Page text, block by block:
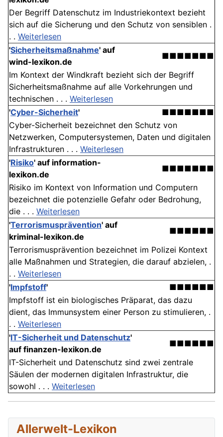
Der Begriff Datenschutz im Industriekontext bezieht
sich auf die Sicherung und den Schutz von sensiblen .
. . Weiterlesen
'Sicherheitsmaßnahme' auf
wind-lexikon.de
■■■■■■■
Im Kontext der Windkraft bezieht sich der Begriff
Sicherheitsmaßnahme auf alle Vorkehrungen und
technischen . . . Weiterlesen
'Cyber-Sicherheit'
■■■■■■■
Cyber-Sicherheit bezeichnet den Schutz von
Netzwerken, Computersystemen, Daten und digitalen
Infrastrukturen . . . Weiterlesen
'Risiko' auf information-
lexikon.de
■■■■■■■
Risiko im Kontext von Information und Computern
bezeichnet die potenzielle Gefahr oder Bedrohung,
die . . . Weiterlesen
'Terrorismusprävention' auf
kriminal-lexikon.de
■■■■■■
Terrorismusprävention bezeichnet im Polizei Kontext
alle Maßnahmen und Strategien, die darauf abzielen, .
. . Weiterlesen
'Impfstoff'
■■■■■■
Impfstoff ist ein biologisches Präparat, das dazu
dient, das Immunsystem einer Person zu stimulieren, .
. . Weiterlesen
'IT-Sicherheit und Datenschutz'
auf finanzen-lexikon.de
■■■■■■
IT-Sicherheit und Datenschutz sind zwei zentrale
Säulen der modernen digitalen Infrastruktur, die
sowohl . . . Weiterlesen
Allerwelt-Lexikon